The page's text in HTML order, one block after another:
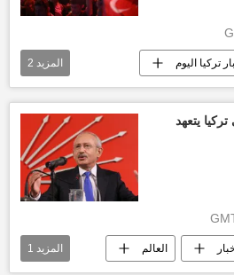
تركيا اليوم
العالم
المزيد 2
يتعهد
العالم المزيد 1